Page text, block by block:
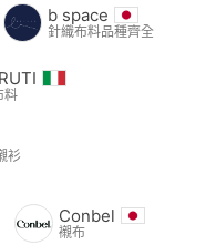
b space
針織布料品種齊全
料
衫
Conbel
襯布